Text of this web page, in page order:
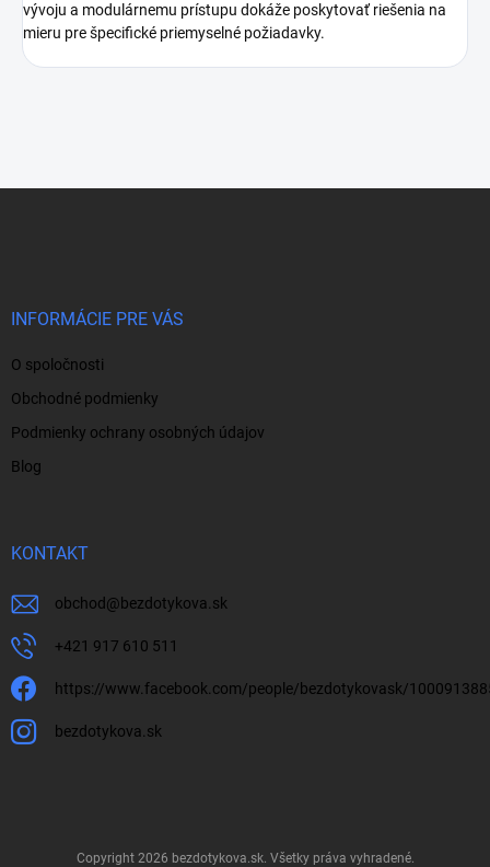
vývoju a modulárnemu prístupu dokáže poskytovať riešenia na
mieru pre špecifické priemyselné požiadavky.
INFORMÁCIE PRE VÁS
O spoločnosti
Obchodné podmienky
Podmienky ochrany osobných údajov
Blog
KONTAKT
obchod @bezdotykova.sk
+421 917 610 511
https://www.facebook.com/people/bezdotykovask/
bezdotykova.sk
Copyright 2026 bezdotykova.sk. Všetky práva vyhradené.